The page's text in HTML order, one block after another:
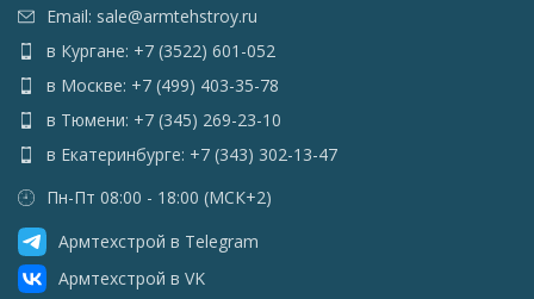
Email: sale@armtehstroy.ru
в Кургане: +7 (3522) 601-052
в Москве: +7 (499) 403-35-78
в Тюмени: +7 (345) 269-23-10
в Екатеринбурге: +7 (343) 302-13-47
Пн-Пт 08:00 - 18:00 (МСК+2)
Армтехстрой в Telegram
Армтехстрой в VK